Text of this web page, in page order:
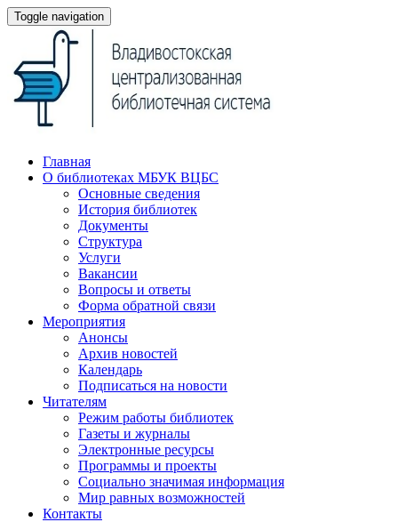
Toggle navigation
Главная
О библиотеках МБУК ВЦБС
Основные сведения
История библиотек
Документы
Структура
Услуги
Вакансии
Вопросы и ответы
Форма обратной связи
Мероприятия
Анонсы
Архив новостей
Календарь
Подписаться на новости
Читателям
Режим работы библиотек
Газеты и журналы
Электронные ресурсы
Программы и проекты
Социально значимая информация
Мир равных возможностей
Контакты